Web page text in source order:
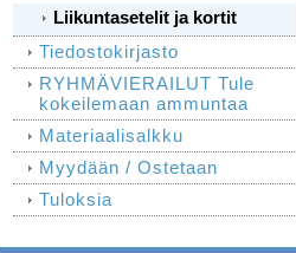
Liikuntasetelit ja kortit
Tiedostokirjasto
RYHMÄVIERAILUT Tule
kokeilemaan ammuntaa
Materiaalisalkku
Myydään / Ostetaan
Tuloksia